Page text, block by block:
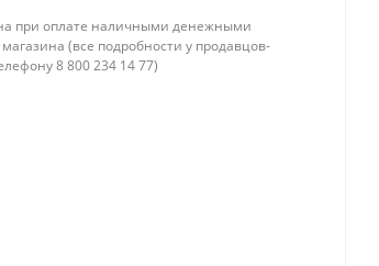
при оплате наличными денежными
(все подробности у продавцов-
8 800 234 14 77)